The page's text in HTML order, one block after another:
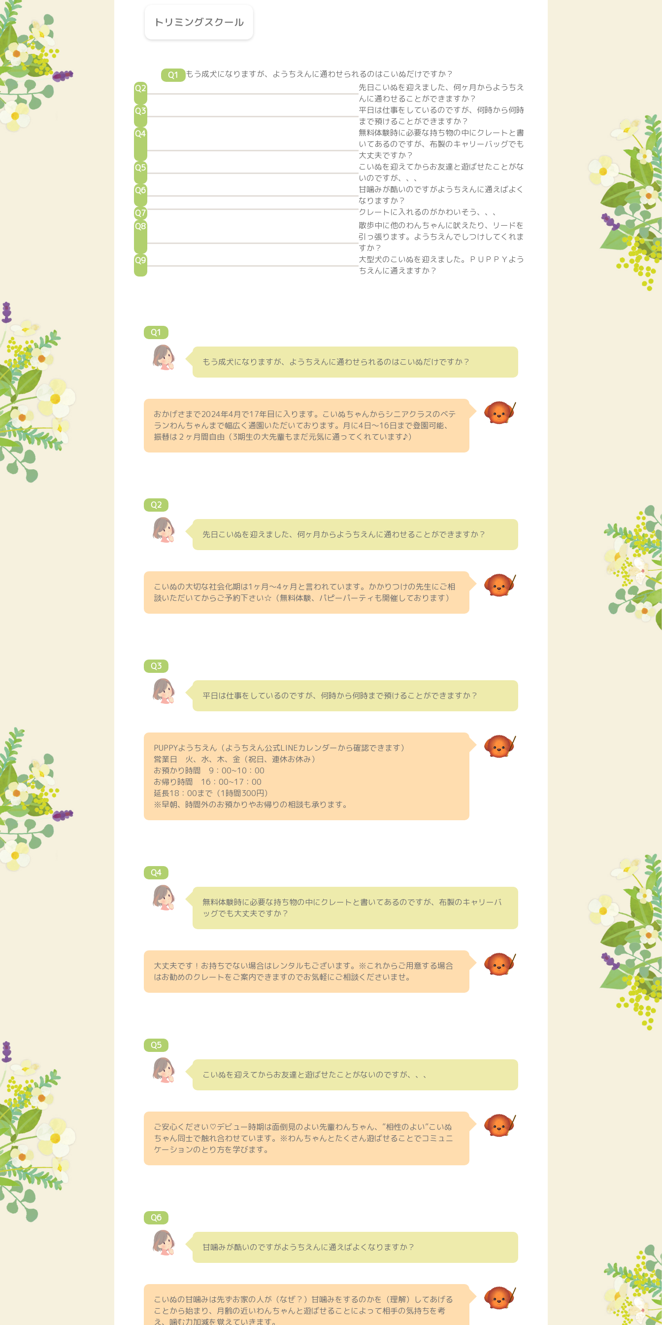
Q1
もう成犬になりますが、ようちえんに通わせられるのはこいぬだけですか？
Q2
先日こいぬを迎えました、何ヶ月からようちえ
んに通わせることができますか？
Q3
平日は仕事をしているのですが、何時から何時
まで預けることができますか？
Q4
無料体験時に必要な持ち物の中にクレートと書
いてあるのですが、布製のキャリーバッグでも
大丈夫ですか？
Q5
こいぬを迎えてからお友達と遊ばせたことがな
いのですが、、、
Q6
甘噛みが酷いのですがようちえんに通えばよく
なりますか？
Q7
クレートに入れるのがかわいそう、、、
Q8
散歩中に他のわんちゃんに吠えたり、リードを
引っ張ります。ようちえんでしつけしてくれま
すか？
Q9
大型犬のこいぬを迎えました。ＰＵＰＰＹよう
ちえんに通えますか？
Q1
もう成犬になりますが、ようちえんに通わせられるのはこいぬだけですか？
おかげさまで2024年4月で17年目に入ります。こいぬちゃんからシニアクラスのベテ
ランわんちゃんまで幅広く通園いただいております。月に4日～16日まで登園可能、
振替は２ヶ月間自由（3期生の大先輩もまだ元気に通ってくれています♪）
Q2
先日こいぬを迎えました、何ヶ月からようちえんに通わせることができますか？
こいぬの大切な社会化期は1ヶ月～4ヶ月と言われています。かかりつけの先生にご相
談いただいてからご予約下さい☆（無料体験、パピーパーティも開催しております）
Q3
平日は仕事をしているのですが、何時から何時まで預けることができますか？
PUPPYようちえん（ようちえん公式LINEカレンダーから確認できます）
営業日 火、水、木、金（祝日、連休お休み）
お預かり時間 9：00~10：00
お帰り時間 16：00~17：00
延長18：00まで（1時間300円）
※早朝、時間外のお預かりやお帰りの相談も承ります。
Q4
無料体験時に必要な持ち物の中にクレートと書いてあるのですが、布製のキャリーバ
ッグでも大丈夫ですか？
大丈夫です！お持ちでない場合はレンタルもございます。※これからご用意する場合
はお勧めのクレートをご案内できますのでお気軽にご相談くださいませ。
Q5
こいぬを迎えてからお友達と遊ばせたことがないのですが、、、
ご安心ください♡デビュー時期は面倒見のよい先輩わんちゃん、”相性のよい”こいぬ
ちゃん同士で触れ合わせています。※わんちゃんとたくさん遊ばせることでコミュニ
ケーションのとり方を学びます。
Q6
甘噛みが酷いのですがようちえんに通えばよくなりますか？
こいぬの甘噛みは先ずお家の人が（なぜ？）甘噛みをするのかを（理解）してあげる
ことから始まり、月齢の近いわんちゃんと遊ばせることによって相手の気持ちを考
え、噛む力加減を覚えていきます。